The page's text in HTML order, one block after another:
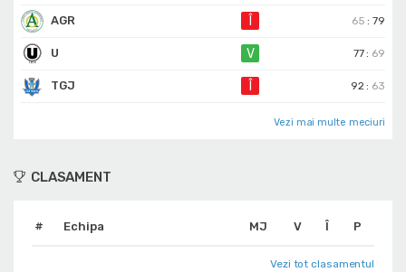
AGR Î 65 :79
U V 77 : 69
TGJ Î 92 : 63
Vezi mai multe meciuri
CLASAMENT
# Echipa MJ V Î P
Vezi tot clasamentul